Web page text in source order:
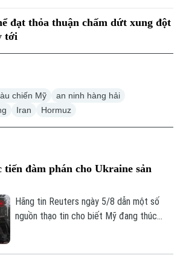
đạt thỏa thuận chấm dứt xung đột
tới
chiến Mỹ
an ninh hàng hải
Iran Hormuz
đàm phán cho Ukraine sản
Hãng tin Reuters ngày 5/8 dẫn một số
nguồn thạo tin cho biết Mỹ đang thúc